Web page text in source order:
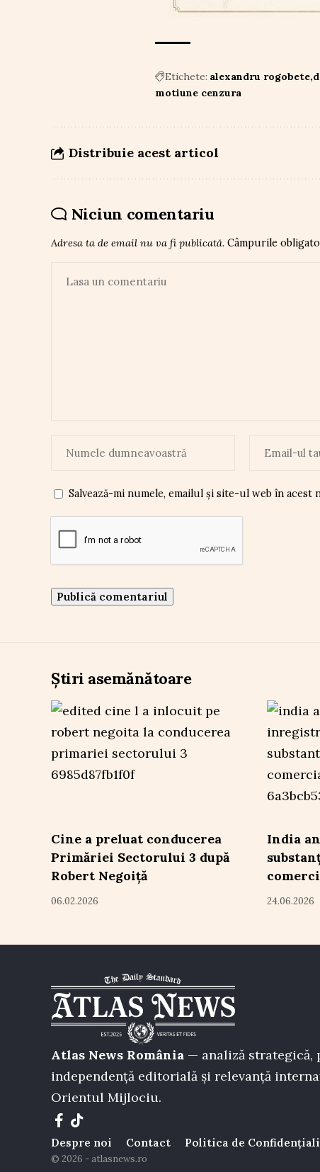
Etichete: alexandru rogobete
motiune cenzura
Distribuie acest articol
Niciun comentariu
Adresa ta de email nu va fi publicată. Câmpurile
Salvează-mi numele, emailul și site-ul web în
Știri asemănătoare
Cine a preluat conducerea
Primăriei Sectorului 3 după
Robert Negoiță
06.02.2026
India
24.06.2026
Atlas News România — analiză strategică,
independență editorială și relevanță
Orientul Mijlociu.
Despre noi Contact Politica de
© 2026 - atlasnews.ro